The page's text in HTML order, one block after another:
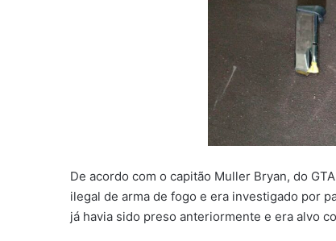
De acordo com o capitão Muller Bryan, do
ilegal de arma de fogo e era investigado por
já havia sido preso anteriormente e era alvo